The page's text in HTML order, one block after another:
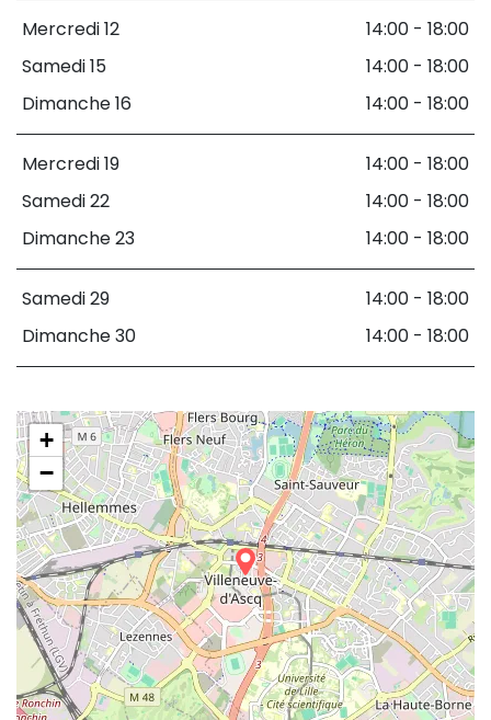
Mercredi 12
14:00 - 18:00
Samedi 15
14:00 - 18:00
Dimanche 16
14:00 - 18:00
Mercredi 19
14:00 - 18:00
Samedi 22
14:00 - 18:00
Dimanche 23
14:00 - 18:00
Samedi 29
14:00 - 18:00
Dimanche 30
14:00 - 18:00
+
−